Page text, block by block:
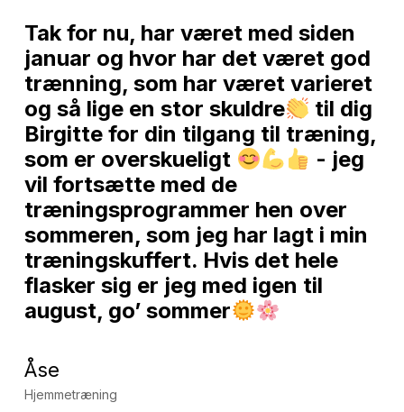
Tak for nu, har været med siden
januar og hvor har det været god
trænning, som har været varieret
og så lige en stor skuldre
til dig
Birgitte for din tilgang til træning,
som er overskueligt
- jeg
vil fortsætte med de
træningsprogrammer hen over
sommeren, som jeg har lagt i min
træningskuffert. Hvis det hele
flasker sig er jeg med igen til
august, go’ sommer
Åse
Hjemmetræning